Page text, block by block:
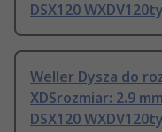
DSX120
Weller Dysza do
XDSrozmiar: 2.9
DSX120